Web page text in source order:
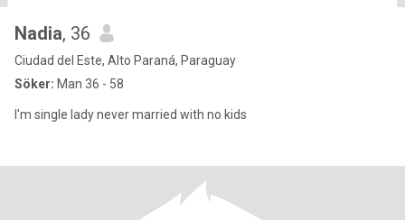
Nadia, 36
Ciudad del Este, Alto Paraná, Paraguay
Söker: Man 36 - 58
I'm single lady never married with no kids